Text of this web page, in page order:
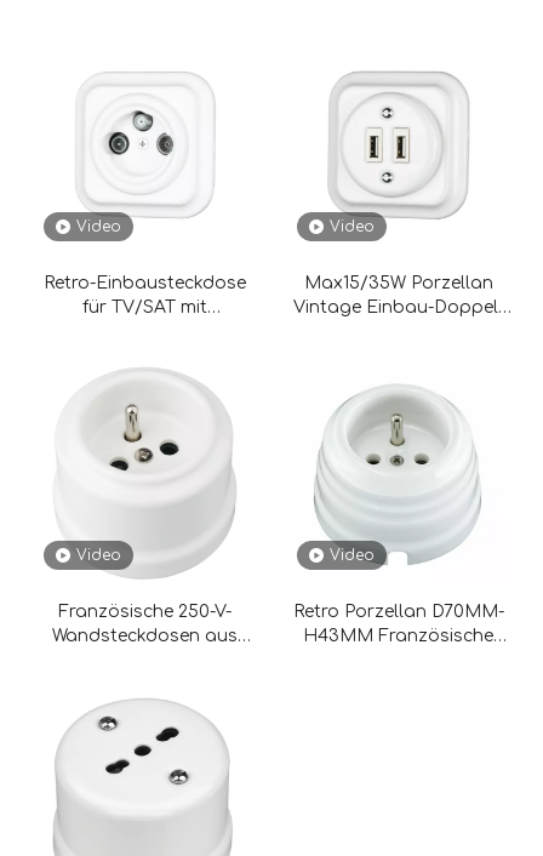
Video
Retro-Einbausteckdose
für TV/SAT mit
Video
Max15/35W Porzellan
Vintage Einbau-Doppel-
Video
Französische 250-V-
Wandsteckdosen aus
Video
Retro Porzellan D70MM-
H43MM Französische